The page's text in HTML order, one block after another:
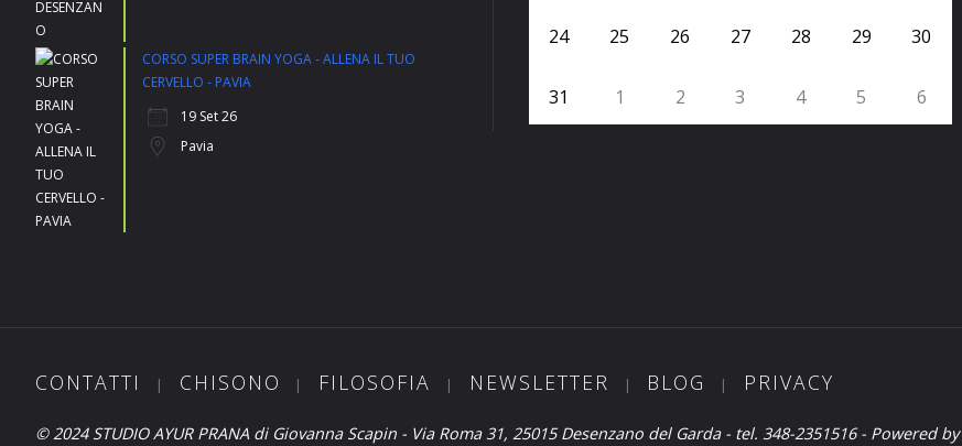
CORSO SUPER BRAIN YOGA - ALLENA IL TUO
CERVELLO - PAVIA
19 Set 26
Pavia
24 25 26 27 28 29 30
31 1 2 3 4 5 6
CONTATTI | CHISONO | FILOSOFIA | NEWSLETTER | BLOG | PRIVACY
© 2024 STUDIO AYUR PRANA di Giovanna Scapin - Via Roma 31, 25015 Desenzano del Garda - tel. 348-2351516 - Powered by